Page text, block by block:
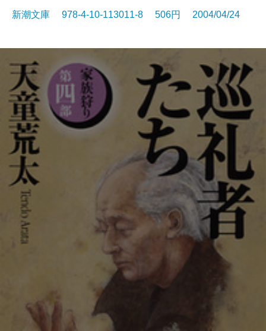
新潮文庫 978-4-10-113011-8 506円 2004/04/24